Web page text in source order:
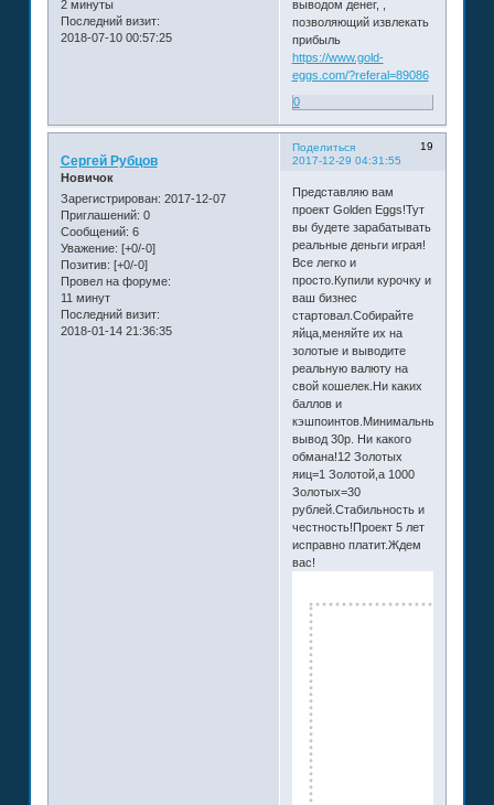
2 минуты
Последний визит:
2018-07-10 00:57:25
выводом денег, ,
позволяющий извлекать
прибыль
https://www.gold-
eggs.com/?referal=89086
0
Поделиться
19
2017-12-29 04:31:55
Сергей Рубцов
Новичок
Зарегистрирован: 2017-12-07
Приглашений: 0
Сообщений: 6
Уважение: [+0/-0]
Позитив: [+0/-0]
Провел на форуме:
11 минут
Последний визит:
2018-01-14 21:36:35
Представляю вам
проект Golden Eggs!Тут
вы будете зарабатывать
реальные деньги играя!
Все легко и
просто.Купили курочку и
ваш бизнес
стартовал.Собирайте
яйца,меняйте их на
золотые и выводите
реальную валюту на
свой кошелек.Ни каких
баллов и
кэшпоинтов.Минимальный
вывод 30р. Ни какого
обмана!12 Золотых
яиц=1 Золотой,а 1000
Золотых=30
рублей.Стабильность и
честность!Проект 5 лет
исправно платит.Ждем
вас!